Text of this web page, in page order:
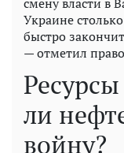
Украине
быстро
— отметил
ли
войну?